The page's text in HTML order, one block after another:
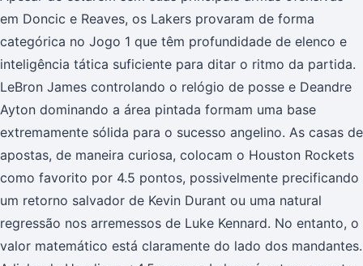
em Doncic e Reaves, os Lakers provaram de forma
categórica no Jogo 1 que têm profundidade de elenco e
inteligência tática suficiente para ditar o ritmo da partida.
LeBron James controlando o relógio de posse e Deandre
Ayton dominando a área pintada formam uma base
extremamente sólida para o sucesso angelino. As casas de
apostas, de maneira curiosa, colocam o Houston Rockets
como favorito por 4.5 pontos, possivelmente precificando
um retorno salvador de Kevin Durant ou uma natural
regressão nos arremessos de Luke Kennard. No entanto, o
valor matemático está claramente do lado dos mandantes.